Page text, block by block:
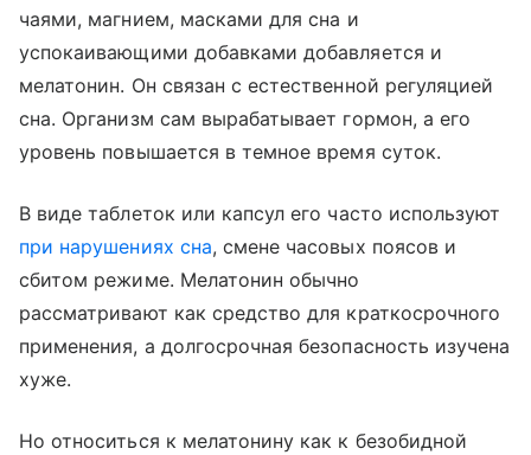
чаями, магнием, масками для сна и
успокаивающими добавками добавляется и
мелатонин. Он связан с естественной регуляцией
сна. Организм сам вырабатывает гормон, а его
уровень повышается в темное время суток.
В виде таблеток или капсул его часто используют
при нарушениях сна, смене часовых поясов и
сбитом режиме. Мелатонин обычно
рассматривают как средство для краткосрочного
применения, а долгосрочная безопасность изучена
хуже.
Но относиться к мелатонину как к безобидной